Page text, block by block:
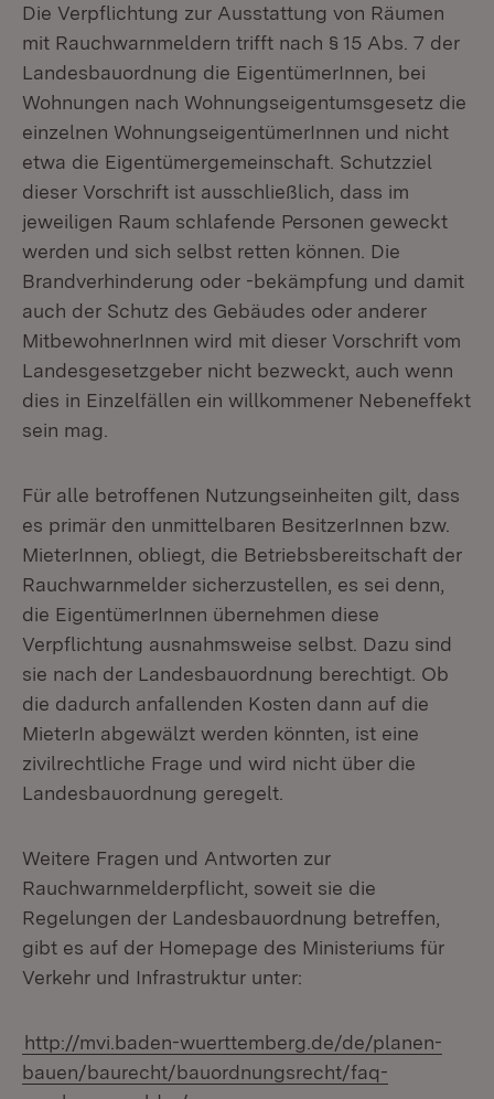
Die Verpflichtung zur Ausstattung von Räumen
mit Rauchwarnmeldern trifft nach § 15 Abs. 7 der
Landesbauordnung die EigentümerInnen, bei
Wohnungen nach Wohnungseigentumsgesetz die
einzelnen WohnungseigentümerInnen und nicht
etwa die Eigentümergemeinschaft. Schutzziel
dieser Vorschrift ist ausschließlich, dass im
jeweiligen Raum schlafende Personen geweckt
werden und sich selbst retten können. Die
Brandverhinderung oder -bekämpfung und damit
auch der Schutz des Gebäudes oder anderer
MitbewohnerInnen wird mit dieser Vorschrift vom
Landesgesetzgeber nicht bezweckt, auch wenn
dies in Einzelfällen ein willkommener Nebeneffekt
sein mag.
Für alle betroffenen Nutzungseinheiten gilt, dass
es primär den unmittelbaren BesitzerInnen bzw.
MieterInnen, obliegt, die Betriebsbereitschaft der
Rauchwarnmelder sicherzustellen, es sei denn,
die EigentümerInnen übernehmen diese
Verpflichtung ausnahmsweise selbst. Dazu sind
sie nach der Landesbauordnung berechtigt. Ob
die dadurch anfallenden Kosten dann auf die
MieterIn abgewälzt werden könnten, ist eine
zivilrechtliche Frage und wird nicht über die
Landesbauordnung geregelt.
Weitere Fragen und Antworten zur
Rauchwarnmelderpflicht, soweit sie die
Regelungen der Landesbauordnung betreffen,
gibt es auf der Homepage des Ministeriums für
Verkehr und Infrastruktur unter:
http://mvi.baden-wuerttemberg.de/de/planen-
bauen/baurecht/bauordnungsrecht/faq-